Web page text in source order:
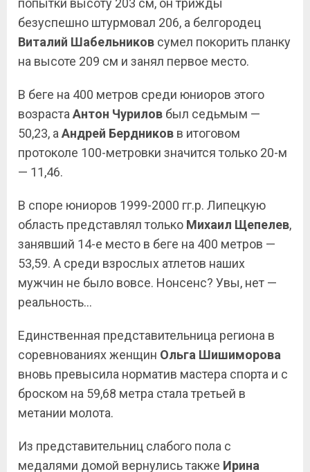
попытки высоту 203 см, он трижды
безуспешно штурмовал 206, а белгородец
Виталий Шабельников сумел покорить планку
на высоте 209 см и занял первое место.
В беге на 400 метров среди юниоров этого
возраста Антон Чурилов был седьмым —
50,23, а Андрей Бердников в итоговом
протоколе 100-метровки значится только 20-м
— 11,46.
В споре юниоров 1999-2000 гг.р. Липецкую
область представлял только Михаил Щепелев,
занявший 14-е место в беге на 400 метров —
53,59. А среди взрослых атлетов наших
мужчин не было вовсе. Нонсенс? Увы, нет —
реальность…
Единственная представительница региона в
соревнованиях женщин Ольга Шишиморова
вновь превысила норматив мастера спорта и с
броском на 59,68 метра стала третьей в
метании молота.
Из представительниц слабого пола с
медалями домой вернулись также Ирина